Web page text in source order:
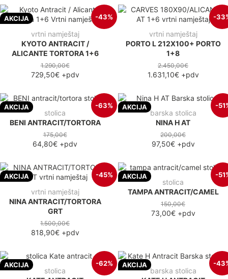
AKCIJA -43%
vrtni namještaj
KYOTO ANTRACIT /
ALICANTE TORTORA 1+6
1.290,00€
729,50€+pdv
-
vrtni namještaj
PORTO L 212X100+ PORTO
1+8
2.450,00€
1.631,10€+pdv
AKCIJA -63%
stolica
BENI ANTRACIT/TORTORA
175,00€
64,80€ +pdv
AKCIJA -
barska stolica
NINA H AT
200,00€
97,50€+pdv
AKCIJA -45%
vrtni namještaj
NINA ANTRACIT/TORTORA
GRT
1.500,00€
818,90€+pdv
AKCIJA -
stolica
TAMPA ANTRACIT/CAMEL
150,00€
73,00€+pdv
AKCIJA -62%
stolica
AKCIJA -
barska stolica